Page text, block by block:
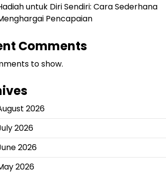
untuk Diri Sendiri: Cara Sederhana
Pencapaian
Comments
to show.
2026
2026
2026
2026